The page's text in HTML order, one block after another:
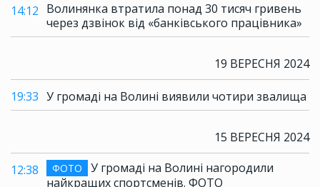
14:12 Волинянка втратила понад 30 тисяч гривень
через дзвінок від «банківського працівника»
19 ВЕРЕСНЯ 2024
19:33 У громаді на Волині виявили чотири звалища
15 ВЕРЕСНЯ 2024
12:38 ФОТО
У громаді на Волині нагородили
найкращих спортсменів. ФОТО